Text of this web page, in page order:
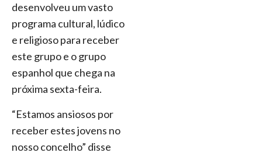
desenvolveu um vasto
programa cultural, lúdico
e religioso para receber
este grupo e o grupo
espanhol que chega na
próxima sexta-feira.
“Estamos ansiosos por
receber estes jovens no
nosso concelho” disse